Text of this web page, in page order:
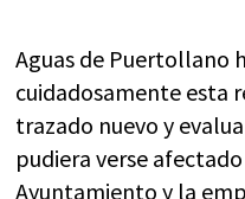
Aguas de Puertollano
cuidadosamente esta
trazado nuevo y
pudiera verse
Ayuntamiento y la